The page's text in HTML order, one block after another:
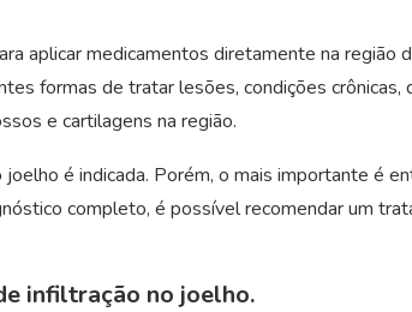
aplicar medicamentos diretamente na região
formas de tratar lesões, condições crônicas,
e cartilagens na região.
é indicada. Porém, o mais importante é
completo, é possível recomendar um
infiltração no joelho.